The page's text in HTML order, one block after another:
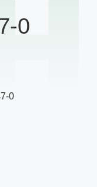
0
0